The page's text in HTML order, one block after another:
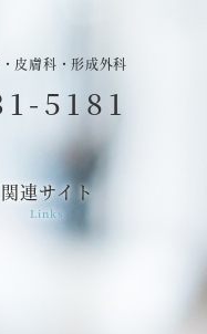
皮膚科・形成外科
5181
関連サイト
Links